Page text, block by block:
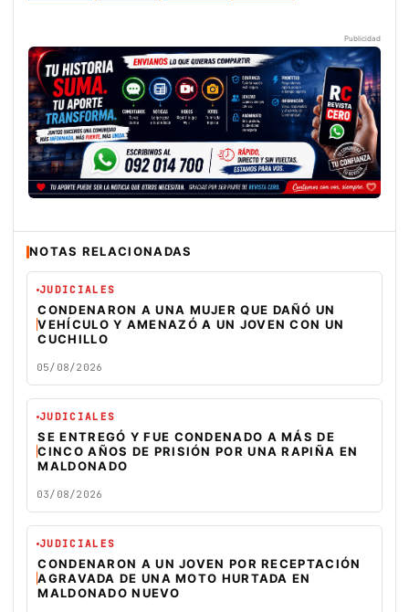
Publicidad
NOTAS RELACIONADAS
JUDICIALES
CONDENARON A UNA MUJER QUE DAÑÓ UN
VEHÍCULO Y AMENAZÓ A UN JOVEN CON UN
CUCHILLO
05/08/2026
JUDICIALES
SE ENTREGÓ Y FUE CONDENADO A MÁS DE
CINCO AÑOS DE PRISIÓN POR UNA RAPIÑA EN
MALDONADO
03/08/2026
JUDICIALES
CONDENARON A UN JOVEN POR RECEPTACIÓN
AGRAVADA DE UNA MOTO HURTADA EN
MALDONADO NUEVO